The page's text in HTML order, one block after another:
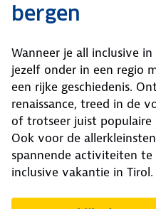
bergen
Wanneer je all inclusive
jezelf onder in een regio
een rijke geschiedenis.
renaissance, treed in de
of trotseer juist populaire
Ook voor de
spannende activiteiten
inclusive vakantie in Tirol.